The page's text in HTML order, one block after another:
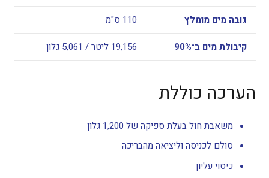
גובה מים מומלץ 110 ס"מ
קיבולת מים ב־90% 19,156 ליטר / 5,061 גלון
הערכה כוללת
משאבת חול בעלת ספיקה של 1,200 גלון
סולם לכניסה וליציאה מהבריכה
כיסוי עליון